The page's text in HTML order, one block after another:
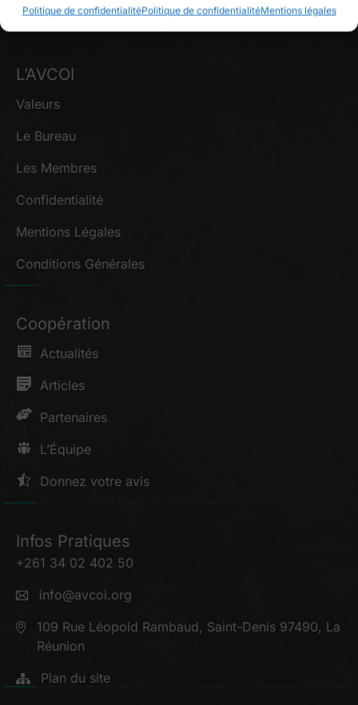
Politique de confidentialitéPolitique de confidentialitéMentions légales
L’AVCOI
Valeurs
Le Bureau
Les Membres
Confidentialité
Mentions Légales
Conditions Générales
Coopération
Actualités
Articles
Partenaires
L’Équipe
Donnez votre avis
Infos Pratiques
+261 34 02 402 50
info@avcoi.org
109 Rue Léopold Rambaud, Saint-Denis 97490, La
Réunion
Plan du site